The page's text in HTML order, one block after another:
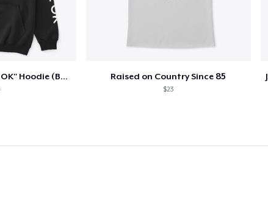
"IT'S OK TO NOT BE OK" Hoodie (BP LOGO) Raised on Country Since 85
$23